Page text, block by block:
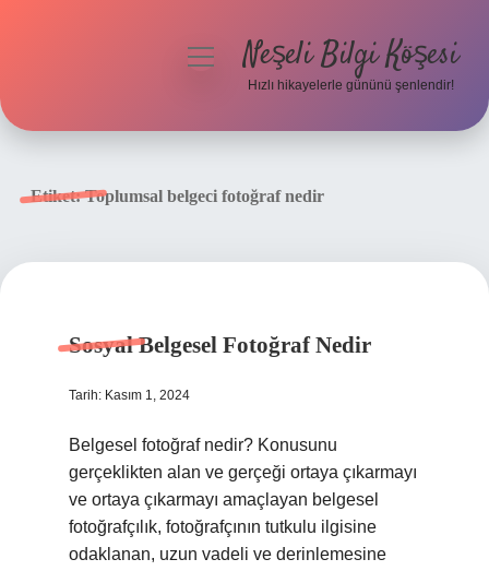
menüyüNeşeli Bilgi Köşesi
Hızlı hikayelerle gününü şenlendir!
Etiket:Toplumsal belgeci fotoğraf nedir
Sosyal Belgesel Fotoğraf Nedir
Tarih: Kasım 1, 2024
Belgesel fotoğraf nedir? Konusunu
gerçeklikten alan ve gerçeği ortaya çıkarmayı
ve ortaya çıkarmayı amaçlayan belgesel
fotoğrafçılık, fotoğrafçının tutkulu ilgisine
odaklanan, uzun vadeli ve derinlemesine